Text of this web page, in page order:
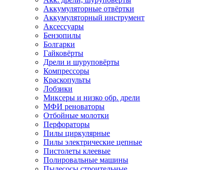
Аккумуляторные отвёртки
Аккумуляторный инструмент
Аксессуары
Бензопилы
Болгарки
Гайковёрты
Дрели и шуруповёрты
Компрессоры
Краскопульты
Лобзики
Миксеры и низко обр. дрели
МФИ реноваторы
Отбойные молотки
Перфораторы
Пилы циркулярные
Пилы электрические цепные
Пистолеты клеевые
Полировальные машины